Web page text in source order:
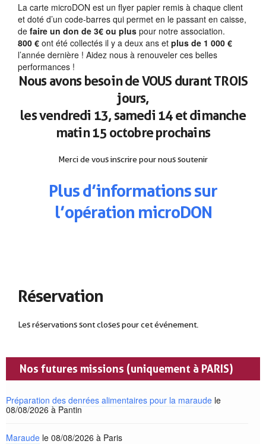
La carte microDON est un flyer papier remis à chaque client
et doté d’un code-barres qui permet en le passant en caisse,
de faire un don de 3€ ou plus pour notre association.
800 € ont été collectés il y a deux ans et plus de 1 000 €
l’année dernière ! Aidez nous à renouveler ces belles
performances !
Nous avons besoin de VOUS durant TROIS
jours,
les vendredi 13, samedi 14 et dimanche
matin 15 octobre prochains
Merci de vous inscrire pour nous soutenir
Plus d’informations sur
l’opération microDON
Réservation
Les réservations sont closes pour cet événement.
Nos futures missions (uniquement à PARIS)
Préparation des denrées alimentaires pour la maraude le
08/08/2026 à Pantin
Maraude le 08/08/2026 à Paris